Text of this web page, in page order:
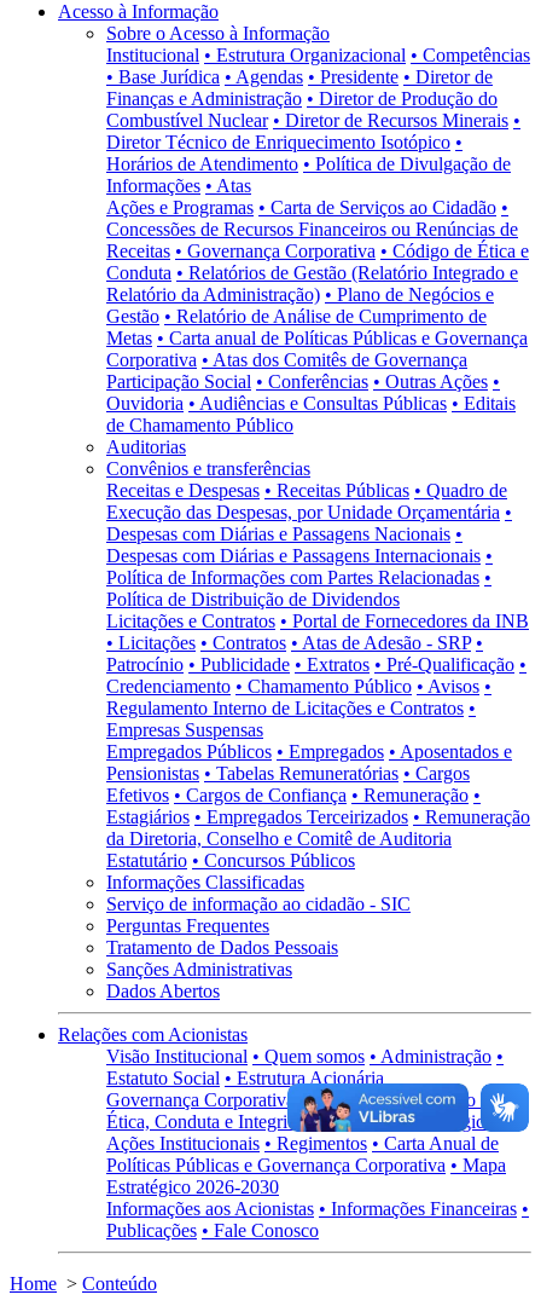
Acesso à Informação
Sobre o Acesso à Informação
Institucional • Estrutura Organizacional • Competências
• Base Jurídica • Agendas • Presidente • Diretor de
Finanças e Administração • Diretor de Produção do
Combustível Nuclear • Diretor de Recursos Minerais •
Diretor Técnico de Enriquecimento Isotópico •
Horários de Atendimento • Política de Divulgação de
Informações • Atas
Ações e Programas • Carta de Serviços ao Cidadão •
Concessões de Recursos Financeiros ou Renúncias de
Receitas • Governança Corporativa • Código de Ética e
Conduta • Relatórios de Gestão (Relatório Integrado e
Relatório da Administração) • Plano de Negócios e
Gestão • Relatório de Análise de Cumprimento de
Metas • Carta anual de Políticas Públicas e Governança
Corporativa • Atas dos Comitês de Governança
Participação Social • Conferências • Outras Ações •
Ouvidoria • Audiências e Consultas Públicas • Editais
de Chamamento Público
Auditorias
Convênios e transferências
Receitas e Despesas • Receitas Públicas • Quadro de
Execução das Despesas, por Unidade Orçamentária •
Despesas com Diárias e Passagens Nacionais •
Despesas com Diárias e Passagens Internacionais •
Política de Informações com Partes Relacionadas •
Política de Distribuição de Dividendos
Licitações e Contratos • Portal de Fornecedores da INB
• Licitações • Contratos • Atas de Adesão - SRP •
Patrocínio • Publicidade • Extratos • Pré-Qualificação •
Credenciamento • Chamamento Público • Avisos •
Regulamento Interno de Licitações e Contratos •
Empresas Suspensas
Empregados Públicos • Empregados • Aposentados e
Pensionistas • Tabelas Remuneratórias • Cargos
Efetivos • Cargos de Confiança • Remuneração •
Estagiários • Empregados Terceirizados • Remuneração
da Diretoria, Conselho e Comitê de Auditoria
Estatutário • Concursos Públicos
Informações Classificadas
Serviço de informação ao cidadão - SIC
Perguntas Frequentes
Tratamento de Dados Pessoais
Sanções Administrativas
Dados Abertos
Relações com Acionistas
Visão Institucional • Quem somos • Administração •
Estatuto Social • Estrutura Acionária
Governança Corporativa
• Visão Geral • Código de
Ética, Conduta e Integridade • Políticas Estratégicas •
Ações Institucionais • Regimentos • Carta Anual de
Políticas Públicas e Governança Corporativa • Mapa
Estratégico 2026-2030
Informações aos Acionistas • Informações Financeiras •
Publicações • Fale Conosco
Home > Conteúdo